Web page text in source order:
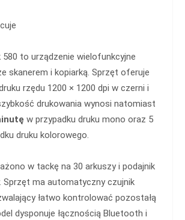
580 to urządzenie wielofunkcyjne
skanerem i kopiarką. Sprzęt oferuje
rzędu 1200 × 1200 dpi w czerni i
drukowania wynosi natomiast
w przypadku druku mono oraz 5
druku kolorowego.
w tackę na 30 arkuszy i podajnik
Sprzęt ma automatyczny czujnik
łatwo kontrolować pozostałą
dysponuje łącznością Bluetooth i